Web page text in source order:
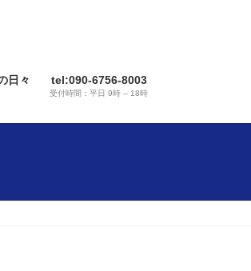
日々 tel:090-6756-8003
受付時間：平日 9時 – 18時